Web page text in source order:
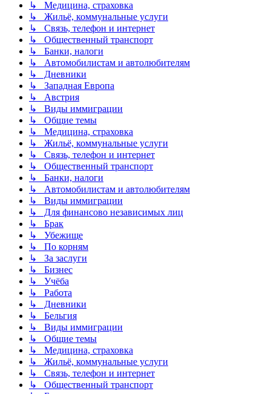
↳ Медицина, страховка
↳ Жильё, коммунальные услуги
↳ Связь, телефон и интернет
↳ Общественный транспорт
↳ Банки, налоги
↳ Автомобилистам и автолюбителям
↳ Дневники
↳ Западная Европа
↳ Австрия
↳ Виды иммиграции
↳ Общие темы
↳ Медицина, страховка
↳ Жильё, коммунальные услуги
↳ Связь, телефон и интернет
↳ Общественный транспорт
↳ Банки, налоги
↳ Автомобилистам и автолюбителям
↳ Виды иммиграции
↳ Для финансово независимых лиц
↳ Брак
↳ Убежище
↳ По корням
↳ За заслуги
↳ Бизнес
↳ Учёба
↳ Работа
↳ Дневники
↳ Бельгия
↳ Виды иммиграции
↳ Общие темы
↳ Медицина, страховка
↳ Жильё, коммунальные услуги
↳ Связь, телефон и интернет
↳ Общественный транспорт